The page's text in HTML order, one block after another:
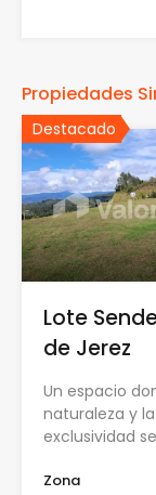
Propiedades
Destacado
Lote
de Jerez
Un espacio
naturaleza y la
exclusividad
Zona